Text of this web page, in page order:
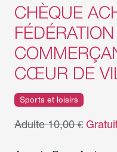
CHÈQUE
CŒUR DE
Sports et loisirs
Adulte 10,00 €